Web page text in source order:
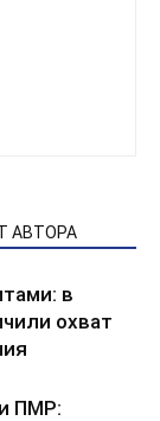
АВТОРА
в
охват
ПМР: